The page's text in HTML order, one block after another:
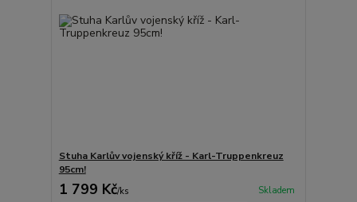
Stuha Karlův vojenský kříž - Karl-Truppenkreuz
95cm!
1 799 Kč/ks Skladem